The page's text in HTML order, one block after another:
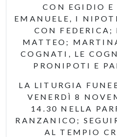
CON EGIDIO E
EMANUELE, I
CON
MATTEO;
COGNATI, LE
PRONIPOTI E
LA LITURGIA
VENERDÌ 8
14.30 NELLA
RANZANICO;
AL TEMPIO